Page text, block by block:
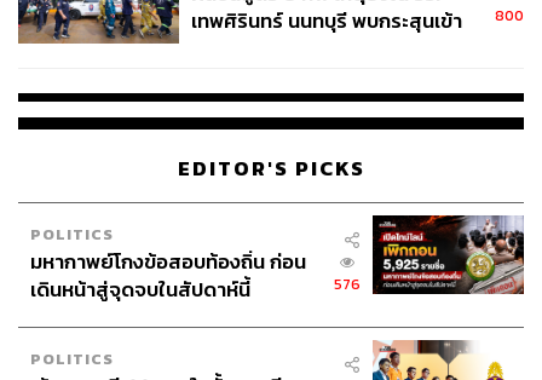
เทพศิรินทร์ นนทบุรี พบกระสุนเข้า
800
EDITOR'S PICKS
POLITICS
มหากาพย์โกงข้อสอบท้องถิ่น ก่อน
เดินหน้าสู่จุดจบในสัปดาห์นี้
576
POLITICS